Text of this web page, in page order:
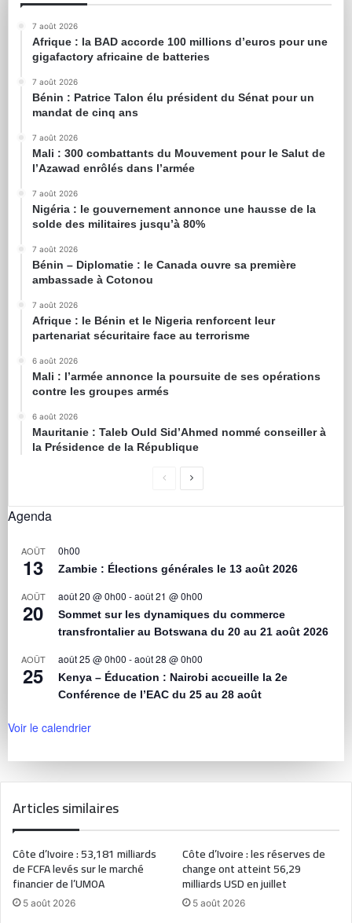
7 août 2026
Afrique : la BAD accorde 100 millions d’euros pour une
gigafactory africaine de batteries
7 août 2026
Bénin : Patrice Talon élu président du Sénat pour un
mandat de cinq ans
7 août 2026
Mali : 300 combattants du Mouvement pour le Salut de
l’Azawad enrôlés dans l’armée
7 août 2026
Nigéria : le gouvernement annonce une hausse de la
solde des militaires jusqu’à 80%
7 août 2026
Bénin – Diplomatie : le Canada ouvre sa première
ambassade à Cotonou
7 août 2026
Afrique : le Bénin et le Nigeria renforcent leur
partenariat sécuritaire face au terrorisme
6 août 2026
Mali : l’armée annonce la poursuite de ses opérations
contre les groupes armés
6 août 2026
Mauritanie : Taleb Ould Sid’Ahmed nommé conseiller à
la Présidence de la République
Agenda
AOÛT
13
0h00
Zambie : Élections générales le 13 août 2026
AOÛT
20
août 20 @ 0h00 -août 21 @ 0h00
Sommet sur les dynamiques du commerce
transfrontalier au Botswana du 20 au 21 août 2026
AOÛT
25
août 25 @ 0h00 -août 28 @ 0h00
Kenya – Éducation : Nairobi accueille la 2e
Conférence de l’EAC du 25 au 28 août
Voir le calendrier
Articles similaires
Côte d’Ivoire : 53,181 milliards
de FCFA levés sur le marché
financier de l’UMOA
5 août 2026
Côte d’Ivoire : les réserves de
change ont atteint 56,29
milliards USD en juillet
5 août 2026